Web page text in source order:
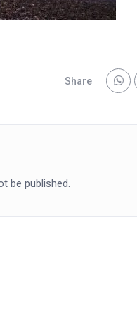
Share
be published.